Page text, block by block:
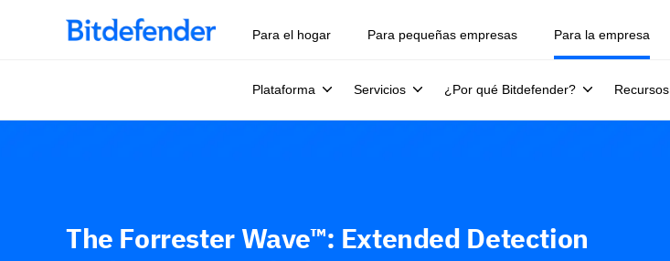
Para el hogar Para pequeñas empresas Para la empresa
Plataforma Servicios ¿Por qué Bitdefender? Recursos
The Forrester Wave™: Extended Detection